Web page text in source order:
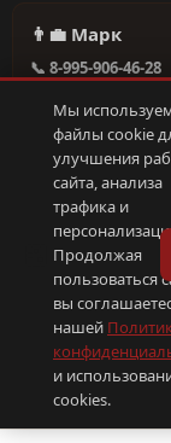
👨‍💼 Марк
📞 8-995-906-46-28
🕐 Круглосуточно,
Написать в
© 2026 С
🛠 Поддержка·
Сделано в
Мы
файлы cookie
улучшения
сайта, анализа
трафика и
Продолжая
пользоваться
вы
нашей
и
cookies.